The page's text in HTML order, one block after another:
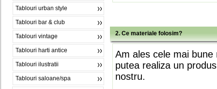
Tablouri urban style
Tablouri bar & club
Tablouri vintage
Tablouri harti antice
Tablouri ilustratii
Tablouri saloane/spa
2. Ce materiale folosim?
Am ales cele mai
putea realiza un
nostru.